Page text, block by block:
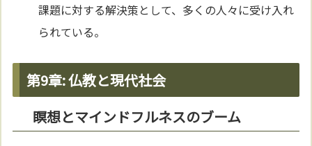
課題に対する解決策として、多くの人々に受け入れ
られている。
第9章: 仏教と現代社会
瞑想とマインドフルネスのブーム